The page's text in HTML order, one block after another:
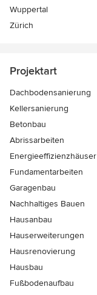
Wuppertal
Zürich
Projektart
Dachbodensanierung
Kellersanierung
Betonbau
Abrissarbeiten
Energieeffizienzhäuser
Fundamentarbeiten
Garagenbau
Nachhaltiges Bauen
Hausanbau
Hauserweiterungen
Hausrenovierung
Hausbau
Fußbodenaufbau